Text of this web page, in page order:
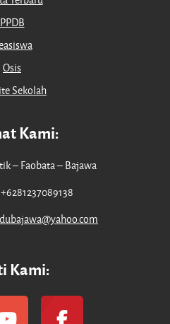
PPDB
Osis
Sekolah
Kami:
– Faobata – Bajawa
Kami: